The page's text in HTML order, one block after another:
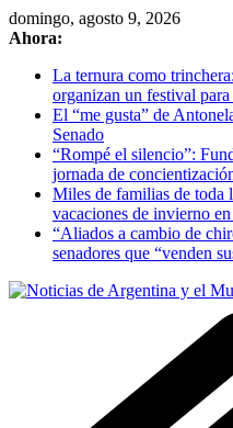
Skip
to
domingo, agosto 9, 2026
Ahora:
La ternura como
organizan un festival
El “me gusta” de
Senado
“Rompé el silencio”:
jornada de
Miles de familias de toda
vacaciones de invierno
“Aliados a cambio de
senadores que “venden